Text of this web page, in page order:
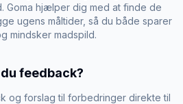
Goma hjælper dig med at finde de
ugens måltider, så du både sparer
mindsker madspild.
feedback?
og forslag til forbedringer direkte til